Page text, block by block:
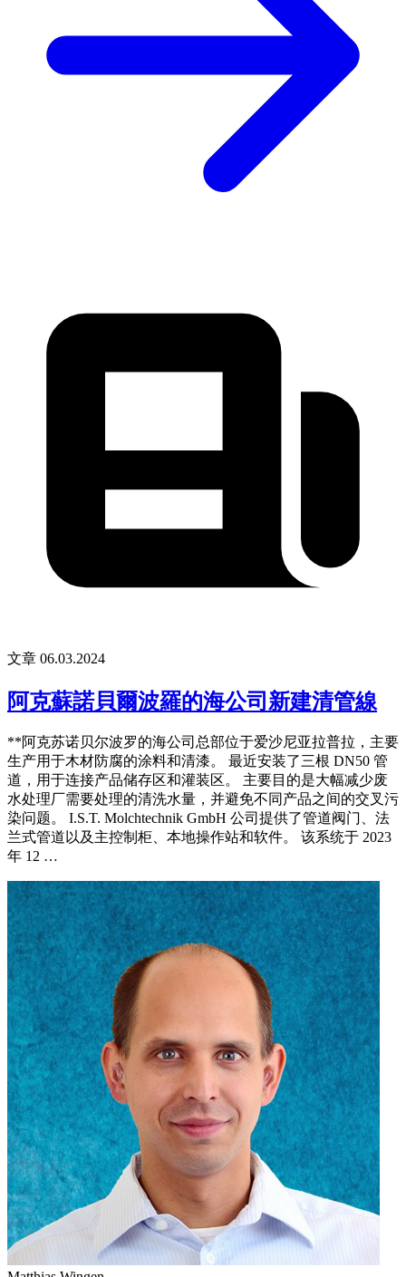
文章 06.03.2024
阿克蘇諾貝爾波羅的海公司新建清管線
**阿克苏诺贝尔波罗的海公司总部位于爱沙尼亚拉普拉，主要
生产用于木材防腐的涂料和清漆。 最近安装了三根 DN50 管
道，用于连接产品储存区和灌装区。 主要目的是大幅减少废
水处理厂需要处理的清洗水量，并避免不同产品之间的交叉污
染问题。 I.S.T. Molchtechnik GmbH 公司提供了管道阀门、法
兰式管道以及主控制柜、本地操作站和软件。 该系统于 2023
年 12 …